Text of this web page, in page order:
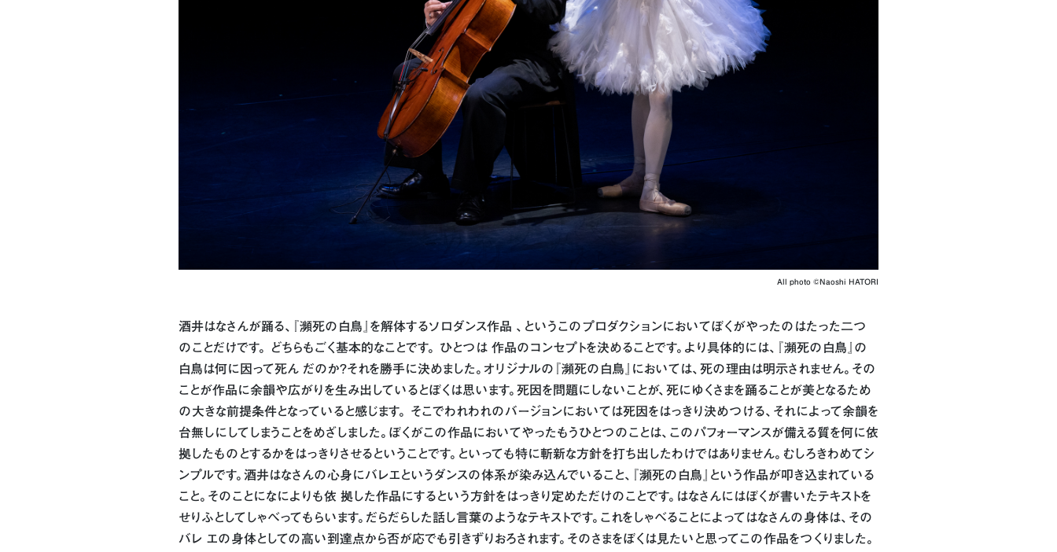
All photo ©︎Naoshi HATORI
酒井はなさんが踊る、『瀕死の白鳥』を解体するソロダンス作品 、というこのプロダクションにおいてぼくがやったのはたった二つ
のことだけです。 どちらもごく基本的なことです。 ひとつは 作品のコンセプトを決めることです。より具体的には、『瀕死の白鳥』の
白鳥は何に因って死ん だのか?それを勝手に決めました。オリジナルの『瀕死の白鳥』においては、死の理由は明示されません。その
ことが作品に余韻や広がりを生み出しているとぼくは思います。死因を問題にしないことが、死にゆくさまを踊ることが美となるため
の大きな前提条件となっていると感じます。 そこでわれわれのバージョンにおいては死因をはっきり決めつける、それによって余韻を
台無しにしてしまうことをめざしました。ぼくがこの作品においてやったもうひとつのことは、このパフォーマンスが備える質を何に依
拠したものとするかをはっきりさせるということです。といっても特に斬新な方針を打ち出したわけではありません。むしろきわめてシ
ンプルです。酒井はなさんの心身にバレエというダンスの体系が染み込んでいること、『瀕死の白鳥』という作品が叩き込まれている
こと。そのことになによりも依 拠した作品にするという方針をはっきり定めただけのことです。はなさんにはぼくが書いたテキストを
せりふとしてしゃべってもらいます。だらだらした話し言葉のようなテキストです。これをしゃべることによってはなさんの身体は、その
バレ エの身体としての高い到達点から否が応でも引きずりおろされます。そのさまをぼくは見たいと思ってこの作品をつくりました。